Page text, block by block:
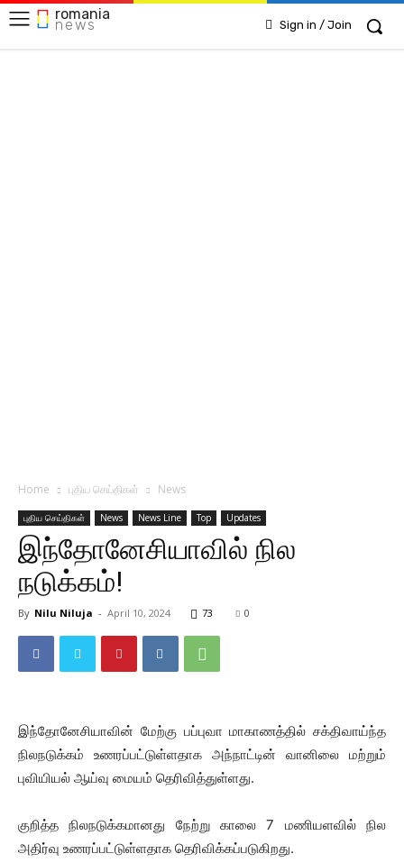
romania
news Sign in / Join
Home புதிய செய்திகள் News
புதிய செய்திகள் News News Line Top Updates
இந்தோனேசியாவில் நில
நடுக்கம்!
By Nilu Niluja - April 10, 2024 73 0
இந்தோனேசியாவின் மேற்கு பப்புவா மாகாணத்தில் சக்திவாய்ந்த
நிலநடுக்கம் உணரப்பட்டுள்ளதாக அந்நாட்டின் வானிலை மற்றும்
புவியியல் ஆய்வு மையம் தெரிவித்துள்ளது.
குறித்த நிலநடுக்கமானது நேற்று காலை 7 மணியளவில் நில
அதிர்வு உணரப்பட்டுள்ளதாக தெரிவிக்கப்படுகிறது.